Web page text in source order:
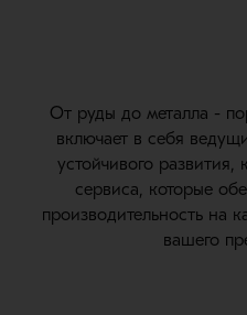
От руды до металла -
включает в себя
устойчивого
сервиса, которые
производительность на
вашего